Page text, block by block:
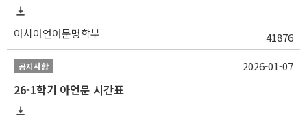
아시아언어문명학부 41876
공지사항
26-1학기 아언문 시간표
2026-01-07